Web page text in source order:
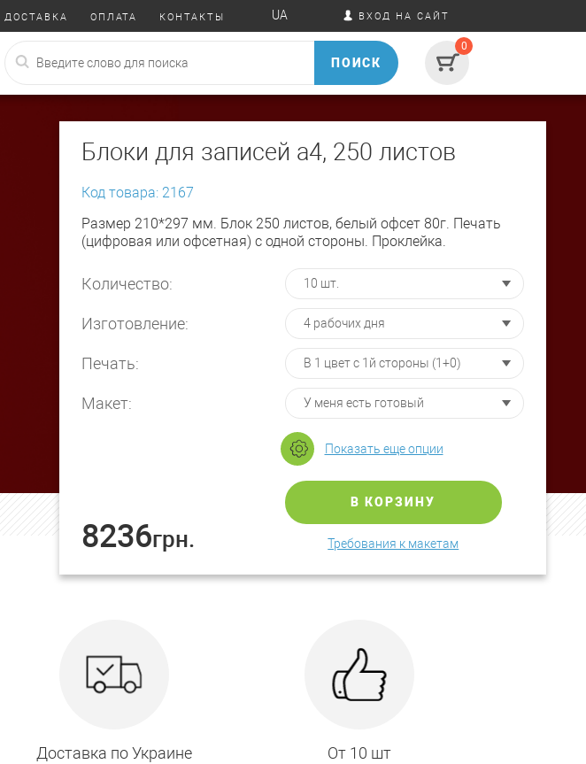
ДОСТАВКА ОПЛАТА КОНТАКТЫ UA ВХОД НА САЙТ
ПОИСК
0
Блоки для записей а4, 250 листов
Код товара: 2167
Размер 210*297 мм. Блок 250 листов, белый офсет 80г. Печать
(цифровая или офсетная) с одной стороны. Проклейка.
Количество:
Изготовление:
Печать:
Макет:
Показать еще опции
8236грн.
В КОРЗИНУ
Требования к макетам
Доставка по Украине От 10 шт